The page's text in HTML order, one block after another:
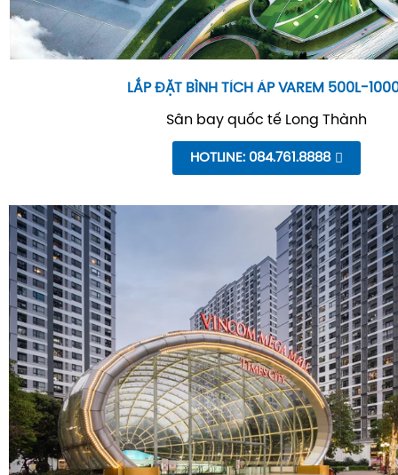
LẮP ĐẶT BÌNH TÍCH ÁP VAREM 500L-
Sân bay quốc tế Long Thành
HOTLINE: 084.761.8888